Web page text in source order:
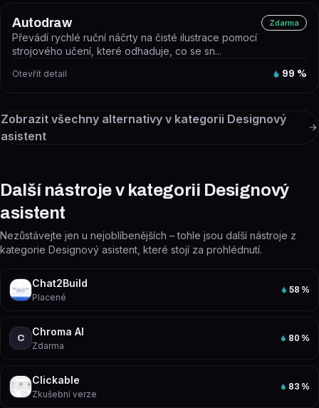
Autodraw Zdarma
Převádí rychlé ruční náčrty na čisté ilustrace pomocí
strojového učení, které odhaduje, co se sn...
Otevřít detail 99 %
Zobrazit všechny alternativy v kategorii Designový
asistent
Další nástroje v kategorii Designový
asistent
Nezůstávejte jen u nejoblíbenějších – tohle jsou další nástroje z
kategorie Designový asistent, které stojí za prohlédnutí.
Chat2Build
Placené
58 %
C
Chroma AI
Zdarma
80 %
Clickable
Zkušební verze
83 %